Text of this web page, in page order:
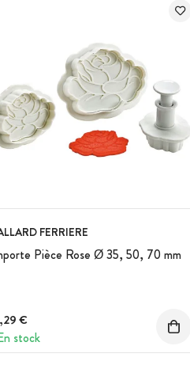
FERRIERE
Pièce Rose Ø 35, 50, 70 mm
€
stock